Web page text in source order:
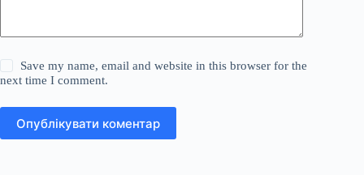
Save my name, email and website in this browser for the
next time I comment.
Опублікувати коментар